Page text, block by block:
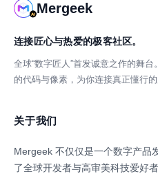
Mergeek
连接匠心与热爱的极客社区。
全球“数字匠人”首发诚意之作的舞
的代码与像素，为你连接真正懂行的
关于我们
Mergeek 不仅仅是一个数字产品
了全球开发者与高审美科技爱好者